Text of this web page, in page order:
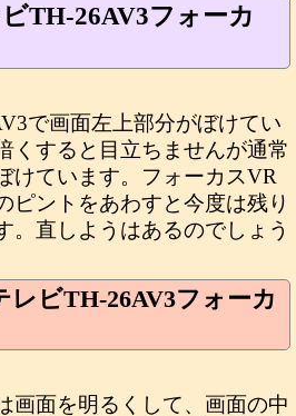
TH-26AV3フォーカ
で画面左上部分がぼけてい
くすると目立ちませんが通常
けています。フォーカスVR
ピントをあわすと今度は残り
。直しようはあるのでしょう
レビTH-26AV3フォーカ
画面を明るくして、画面の中